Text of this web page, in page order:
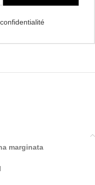
marginata